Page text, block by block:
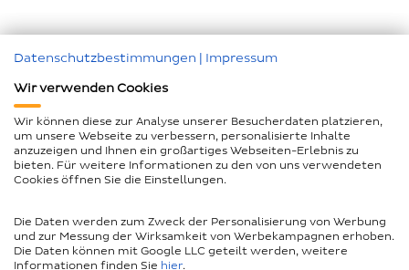
Nachunternehmer
Impressum
Geschlechtergerechte Sprache
Barrierefreiheitserklärung
Compliance
Datenschutzbestimmungen | Impressum
Wir verwenden Cookies
Wir können diese zur Analyse unserer Besucherdaten platzieren,
um unsere Webseite zu verbessern, personalisierte Inhalte
anzuzeigen und Ihnen ein großartiges Webseiten-Erlebnis zu
bieten. Für weitere Informationen zu den von uns verwendeten
Cookies öffnen Sie die Einstellungen.
Die Daten werden zum Zweck der Personalisierung von Werbung
und zur Messung der Wirksamkeit von Werbekampagnen erhoben.
Die Daten können mit Google LLC geteilt werden, weitere
Informationen finden Sie hier.